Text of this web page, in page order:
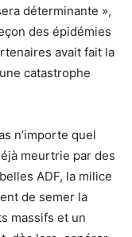
déterminante »,
des épidémies
avait fait la
catastrophe
n’importe quel
meurtrie par des
ADF, la milice
de semer la
massifs et un